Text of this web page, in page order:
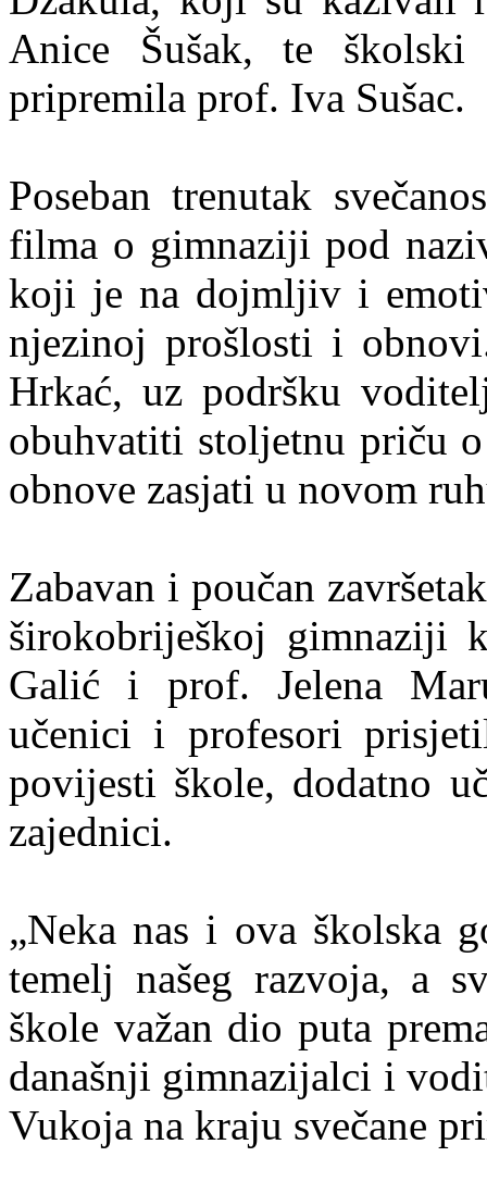
Anice Šušak, te
pripremila prof. Iva Sušac.
Poseban trenutak
filma o gimnaziji pod
koji je na dojmljiv i
njezinoj prošlosti i
Hrkać, uz podršku
obuhvatiti stoljetnu priču
obnove zasjati u novom
Zabavan i poučan
širokobriješkoj gimnaziji
Galić i prof. Jelena
učenici i profesori
povijesti škole, dodatno
zajednici.
„Neka nas i ova školska
temelj našeg razvoja, a
škole važan dio puta
današnji gimnazijalci i
Vukoja na kraju svečane